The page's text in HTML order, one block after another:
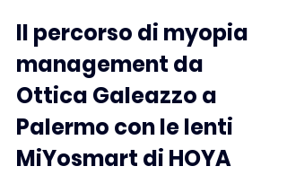
Il percorso di myopia
management da
Ottica Galeazzo a
Palermo con le lenti
MiYosmart di HOYA